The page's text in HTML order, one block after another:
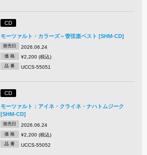
CD
モーツァルト・カラーズ～管弦楽ベスト [SHM-CD]
発売日 2026.06.24
価 格 ¥2,200 (税込)
品 番 UCCS-55051
CD
モーツァルト：アイネ・クライネ・ナハトムジーク
[SHM-CD]
発売日 2026.06.24
価 格 ¥2,200 (税込)
品 番 UCCS-55052